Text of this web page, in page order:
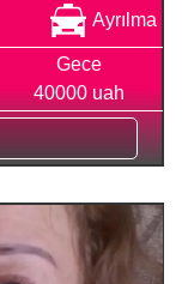
Ayrılma
Gece
40000 uah